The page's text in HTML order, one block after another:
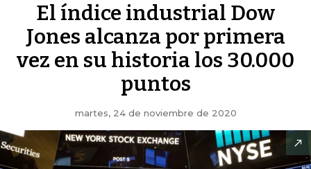
El índice industrial Dow
Jones alcanza por primera
vez en su historia los 30.000
puntos
martes, 24 de noviembre de 2020